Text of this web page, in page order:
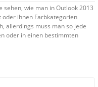
sehen, wie man in Outlook 2013
ihnen Farbkategorien
allerdings muss man so jede
oder in einen bestimmten